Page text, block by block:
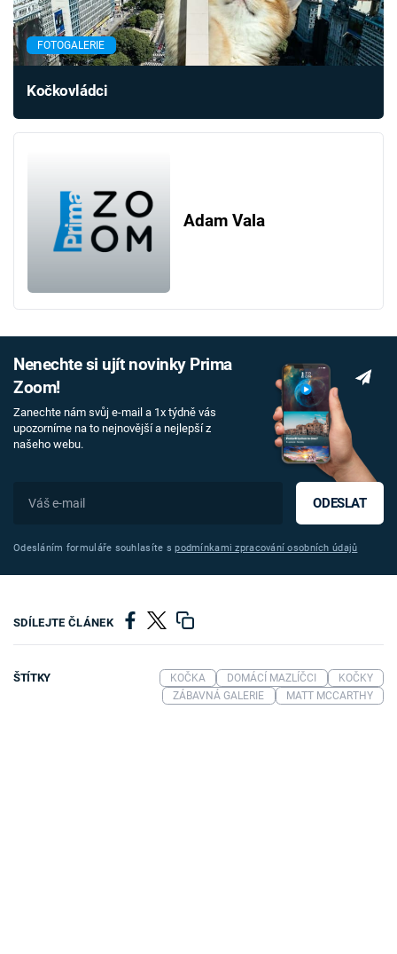
FOTOGALERIE
Kočkovládci
Adam Vala
Nenechte si ujít novinky Prima
Zoom!
Zanechte nám svůj e-mail a 1x týdně vás
upozorníme na to nejnovější a nejlepší z
našeho webu.
ODESLAT
Odesláním formuláře souhlasíte spodmínkami zpracování osobních údajů
SDÍLEJTE ČLÁNEK
ŠTÍTKY KOČKA DOMÁCÍ MAZLÍČCI
KOČKY
ZÁBAVNÁ GALERIE
MATT MCCARTHY